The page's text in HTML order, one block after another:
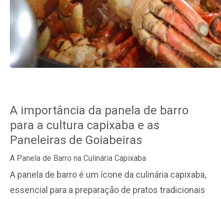
A importância da panela de barro
para a cultura capixaba e as
Paneleiras de Goiabeiras
A Panela de Barro na Culinária Capixaba
A panela de barro é um ícone da culinária capixaba,
essencial para a preparação de pratos tradicionais